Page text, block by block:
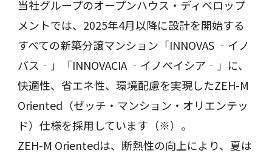
当社グループのオープンハウス・ディベロップ
メントでは、2025年4月以降に設計を開始する
すべての新築分譲マンション「INNOVAS ‐イノ
バス‐」「INNOVACIA ‐イノベイシア‐」に、
快適性、省エネ性、環境配慮を実現したZEH-M
Oriented（ゼッチ・マンション・オリエンテッ
ド）仕様を採用しています（※）。
ZEH-M Orientedは、断熱性の向上により、夏は